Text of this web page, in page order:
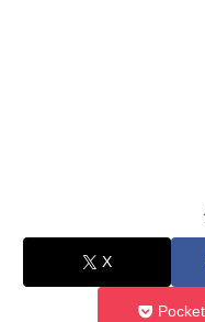
X
Pocket